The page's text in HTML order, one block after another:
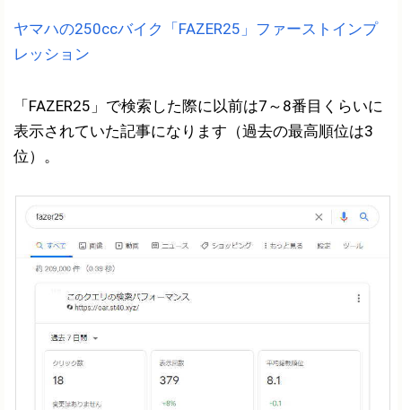
ヤマハの250ccバイク「FAZER25」ファーストインプ
レッション
「FAZER25」で検索した際に以前は7～8番目くらいに
表示されていた記事になります（過去の最高順位は3
位）。